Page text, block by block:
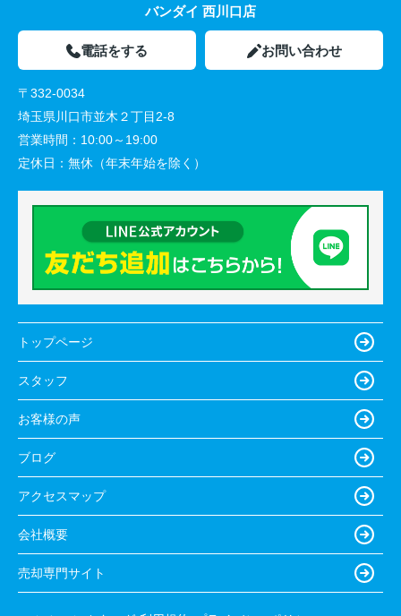
バンダイ 西川口店
電話をする お問い合わせ
〒332-0034
埼玉県川口市並木２丁目2-8
営業時間： 10:00～19:00
定休日： 無休（年末年始を除く）
トップページ
スタッフ
お客様の声
ブログ
アクセスマップ
会社概要
売却専門サイト